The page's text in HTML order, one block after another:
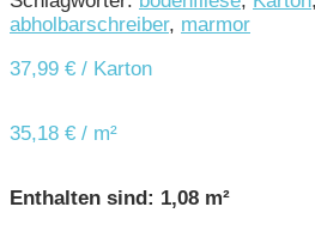
abholbarschreiber, marmor
37,99 € / Karton
35,18 € / m²
Enthalten sind: 1,08 m²